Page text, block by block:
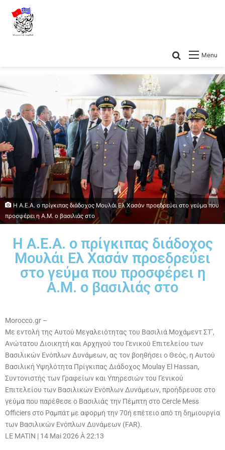
Menu
Η Α.Ε.Α. ο πρίγκιπας διάδοχος Μουλάι Ελ Χασάν προεδρεύει στο γεύμα που
προσφέρει η Α.Μ. ο βασιλιάς στο
Η Α.Ε.Α. ο πρίγκιπας διάδοχος
Μουλάι Ελ Χασάν προεδρεύει
στο γεύμα που προσφέρει η
Α.Μ. ο βασιλιάς στο
Morocco.gr –
Με εντολή της Αυτού Μεγαλειότητας του Βασιλιά Μοχάμεντ ΣΤ’,
Ανώτατου Διοικητή και Αρχηγού του Γενικού Επιτελείου των
Βασιλικών Ενόπλων Δυνάμεων, ας τον βοηθήσει ο Θεός, η Αυτού
Βασιλική Υψηλότητα Πρίγκιπας Διάδοχος Moulay El Hassan,
Συντονιστής των Γραφείων και Υπηρεσιών του Γενικού
Επιτελείου των Βασιλικών Ενόπλων Δυνάμεων, προήδρευσε στο
γεύμα που παρέθεσε ο Βασιλιάς την Πέμπτη στο Cercle Mess
Officiers στο Ραμπάτ με αφορμή την 70ή επέτειο από τη δημιουργία
των Βασιλικών Ενόπλων Δυνάμεων (FAR).
LE MATIN | 14 Mai 2026 À 22:13